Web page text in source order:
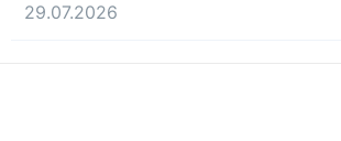
29.07.2026